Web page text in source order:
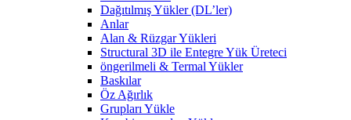
Dağıtılmış Yükler (DL’ler)
Anlar
Alan & Rüzgar Yükleri
Structural 3D ile Entegre Yük Üreteci
öngerilmeli & Termal Yükler
Baskılar
Öz Ağırlık
Grupları Yükle